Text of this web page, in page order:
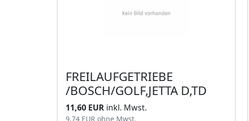
FREILAUFGETRIEBE
/BOSCH/GOLF,JETTA D,TD
11,60 EUR inkl. Mwst.
9,74 EUR ohne Mwst.